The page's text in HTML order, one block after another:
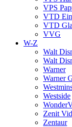
VPS
VTD
VTD
VVG
W-Z
Walt
Walt
Warner
Warner
Westside
Zenit
Zentaur